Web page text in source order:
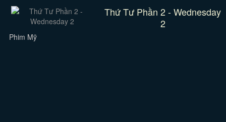
Thứ Tư Phần 2 - Wednesday
2
Phim Mỹ